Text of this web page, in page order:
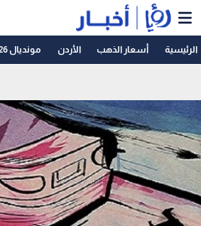
الرئيسية أسعار الذهب الأردن مونديال 2026